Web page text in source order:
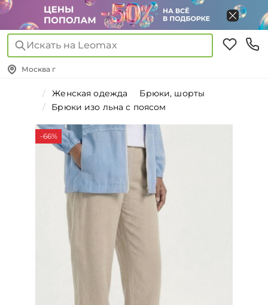
Искать на Leomax
Москва г
Женская одежда
Брюки, шорты
Брюки изо льна с поясом
-66%